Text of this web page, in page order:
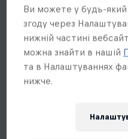
Ви можете у будь-
згоду через
нижній частині
можна знайти в нашій
та в Налаштуваннях
нижче.